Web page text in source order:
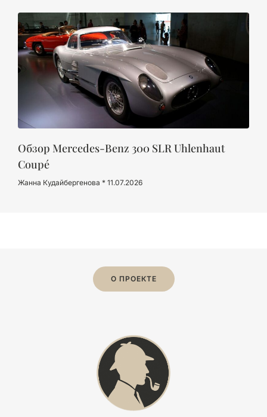
Обзор Mercedes-Benz 300 SLR Uhlenhaut
Coupé
Жанна Кудайбергенова 11.07.2026
О ПРОЕКТЕ